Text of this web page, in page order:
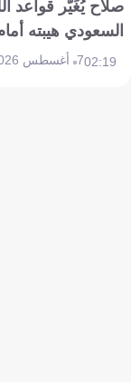
صلاح يُغَيّر قواعد
السعودي هيبته
02:197 أغسطس 2026